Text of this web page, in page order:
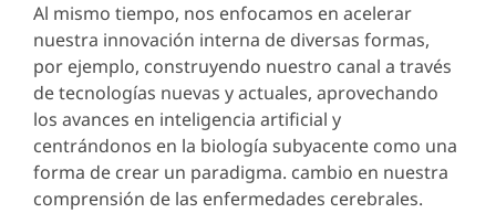
Al mismo tiempo, nos enfocamos en acelerar
nuestra innovación interna de diversas formas,
por ejemplo, construyendo nuestro canal a través
de tecnologías nuevas y actuales, aprovechando
los avances en inteligencia artificial y
centrándonos en la biología subyacente como una
forma de crear un paradigma. cambio en nuestra
comprensión de las enfermedades cerebrales.